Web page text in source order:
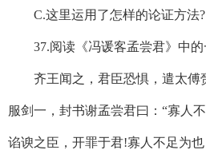
C.这里运用了怎样的论证方法?
37.阅读《冯谖客孟尝君》中的
齐王闻之，君臣恐惧，遣太傅
服剑一，封书谢孟尝君曰：“寡人
谄谀之臣，开罪于君!寡人不足为